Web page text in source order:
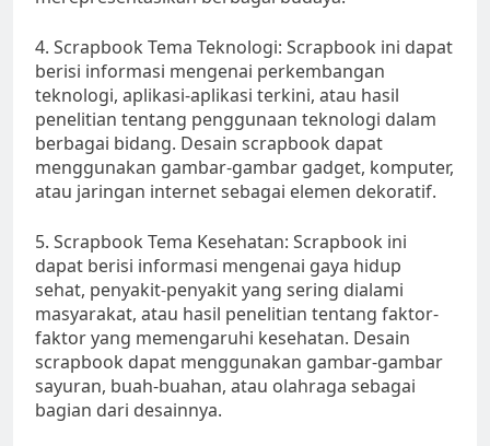
4. Scrapbook Tema Teknologi: Scrapbook ini dapat
berisi informasi mengenai perkembangan
teknologi, aplikasi-aplikasi terkini, atau hasil
penelitian tentang penggunaan teknologi dalam
berbagai bidang. Desain scrapbook dapat
menggunakan gambar-gambar gadget, komputer,
atau jaringan internet sebagai elemen dekoratif.
5. Scrapbook Tema Kesehatan: Scrapbook ini
dapat berisi informasi mengenai gaya hidup
sehat, penyakit-penyakit yang sering dialami
masyarakat, atau hasil penelitian tentang faktor-
faktor yang memengaruhi kesehatan. Desain
scrapbook dapat menggunakan gambar-gambar
sayuran, buah-buahan, atau olahraga sebagai
bagian dari desainnya.